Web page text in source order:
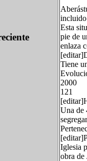
Esta
pie de
enlaza
Tiene
Una de
Iglesia
obra